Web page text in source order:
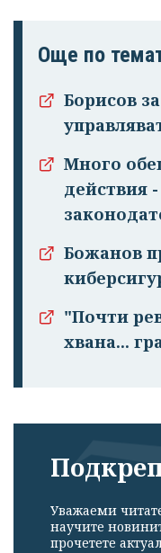
Още по
Борисов
Много
действия
Божанов
"Почти
хвана...
Уважаеми
научите
прочетете